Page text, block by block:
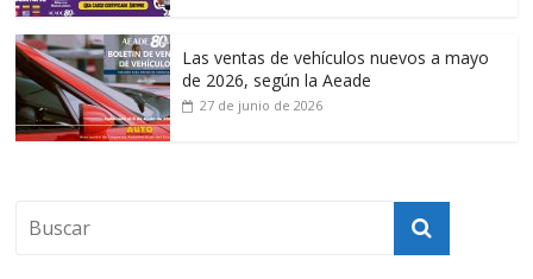
Las ventas de vehículos nuevos a mayo
de 2026, según la Aeade
27 de junio de 2026